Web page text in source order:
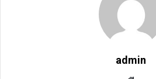
admin